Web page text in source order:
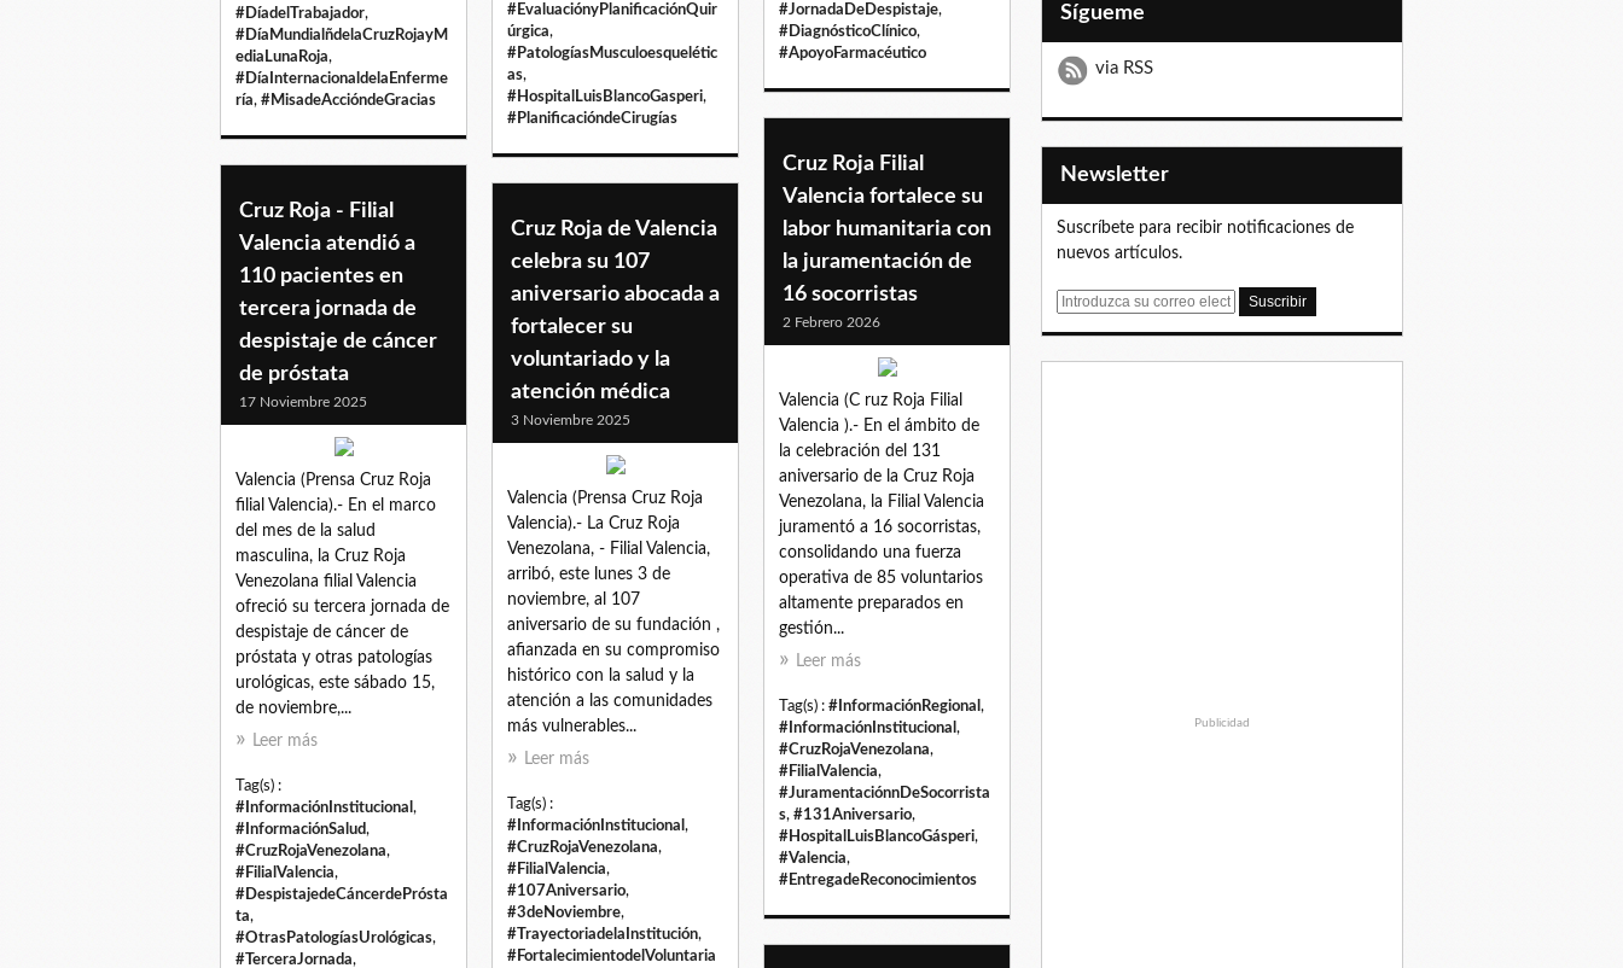
#DíadelTrabajador,
#DíaMundialñdelaCruzRojayM
ediaLunaRoja,
#DíaInternacionaldelaEnferme
ría, #MisadeAccióndeGracias
#EvaluaciónyPlanificaciónQuir
úrgica,
#PatologíasMusculoesquelétic
as,
#HospitalLuisBlancoGasperi,
#PlanificacióndeCirugías
#JornadaDeDespistaje,
#DiagnósticoClínico,
#ApoyoFarmacéutico
Cruz Roja Filial
Valencia fortalece su
labor humanitaria con
la juramentación de
16 socorristas
2 Febrero 2026
Valencia (C ruz Roja Filial
Valencia ).- En el ámbito de
la celebración del 131
aniversario de la Cruz Roja
Venezolana, la Filial Valencia
juramentó a 16 socorristas,
consolidando una fuerza
operativa de 85 voluntarios
altamente preparados en
gestión...
Leer más
Tag(s) : #InformaciónRegional ,
#InformaciónInstitucional ,
#CruzRojaVenezolana,
#FilialValencia,
#JuramentaciónnDeSocorrista
s, #131Aniversario,
#HospitalLuisBlancoGásperi,
#Valencia,
#EntregadeReconocimientos
Cruz Roja - Filial
Valencia atendió a
110 pacientes en
tercera jornada de
despistaje de cáncer
de próstata
17 Noviembre 2025
Valencia (Prensa Cruz Roja
filial Valencia).- En el marco
del mes de la salud
masculina, la Cruz Roja
Venezolana filial Valencia
ofreció su tercera jornada de
despistaje de cáncer de
próstata y otras patologías
urológicas, este sábado 15,
de noviembre,...
Leer más
Tag(s) :
#InformaciónInstitucional ,
#InformaciónSalud,
#CruzRojaVenezolana,
#FilialValencia,
#DespistajedeCáncerdePrósta
ta,
#OtrasPatologíasUrológicas,
#TerceraJornada,
Cruz Roja de Valencia
celebra su 107
aniversario abocada a
fortalecer su
voluntariado y la
atención médica
3 Noviembre 2025
Valencia (Prensa Cruz Roja
Valencia).- La Cruz Roja
Venezolana, - Filial Valencia,
arribó, este lunes 3 de
noviembre, al 107
aniversario de su fundación ,
afianzada en su compromiso
histórico con la salud y la
atención a las comunidades
más vulnerables...
Leer más
Tag(s) :
#InformaciónInstitucional ,
#CruzRojaVenezolana,
#FilialValencia,
#107Aniversario,
#3deNoviembre,
#TrayectoriadelaInstitución,
#FortalecimientodelVoluntaria
Sígueme
via RSS
Newsletter
Suscríbete para recibir notificaciones de
nuevos artículos.
E
Publicidad